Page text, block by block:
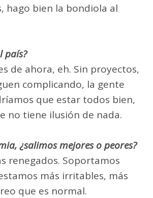
hago bien la bondiola al
país?
de ahora, eh. Sin proyectos,
complicando, la gente
que estar todos bien,
no tiene ilusión de nada.
¿salimos mejores o peores?
renegados. Soportamos
más irritables, más
que es normal.